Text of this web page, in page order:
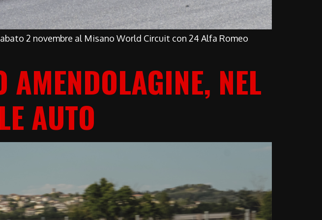
2 novembre al Misano World Circuit con 24 Alfa Romeo
AMENDOLAGINE, NEL
AUTO